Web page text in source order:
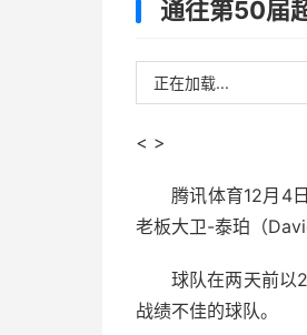
通往第50届
正在加载...
< >
腾讯体育12月4
老板大卫-泰珀（
球队在两天前以
战绩不佳的球队。